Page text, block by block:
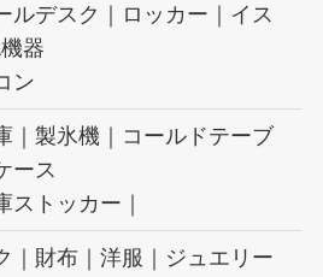
ルデスク｜ロッカー｜イス
機器
ン
｜製氷機｜コールドテーブ
ース
ストッカー｜
｜財布｜洋服｜ジュエリー